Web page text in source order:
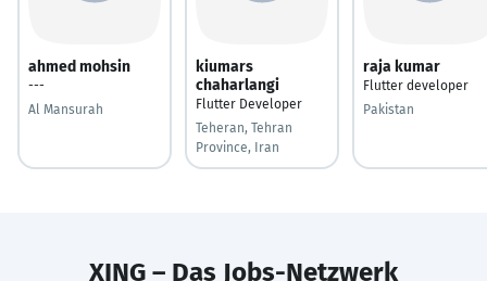
ahmed mohsin
---
Al Mansurah
kiumars
chaharlangi
Flutter Developer
Teheran, Tehran
Province, Iran
raja kumar
Flutter developer
Pakistan
XING – Das Jobs-Netzwerk